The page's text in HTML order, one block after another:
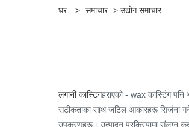
घर > समाचार > उद्योग समाचार
लगानी कास्टिंगहराएको - wax कास्टिंग पनि
सटीकताका साथ जटिल आकारहरू सिर्जना
उपकरणहरू। उत्पादन प्रक्रियामा संलग्न